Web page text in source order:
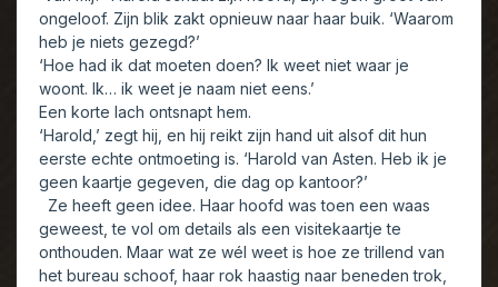
ongeloof. Zijn blik zakt opnieuw naar haar buik. ‘Waarom
heb je niets gezegd?’
‘Hoe had ik dat moeten doen? Ik weet niet waar je
woont. Ik… ik weet je naam niet eens.’
Een korte lach ontsnapt hem.
‘Harold,’ zegt hij, en hij reikt zijn hand uit alsof dit hun
eerste echte ontmoeting is. ‘Harold van Asten. Heb ik je
geen kaartje gegeven, die dag op kantoor?’
Ze heeft geen idee. Haar hoofd was toen een waas
geweest, te vol om details als een visitekaartje te
onthouden. Maar wat ze wél weet is hoe ze trillend van
het bureau schoof, haar rok haastig naar beneden trok,